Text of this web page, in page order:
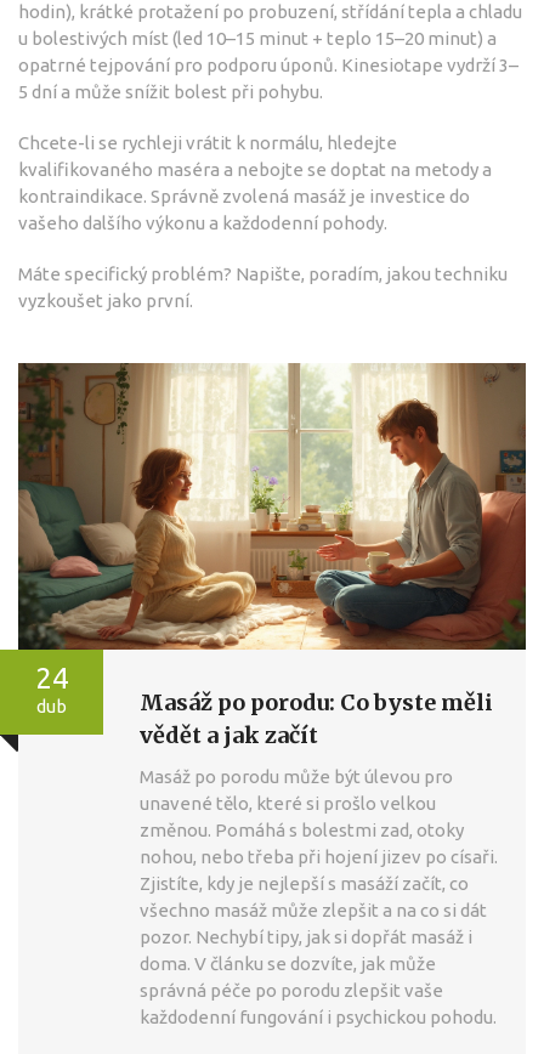
hodin), krátké protažení po probuzení, střídání tepla a chladu
u bolestivých míst (led 10–15 minut + teplo 15–20 minut) a
opatrné tejpování pro podporu úponů. Kinesiotape vydrží 3–
5 dní a může snížit bolest při pohybu.
Chcete-li se rychleji vrátit k normálu, hledejte
kvalifikovaného maséra a nebojte se doptat na metody a
kontraindikace. Správně zvolená masáž je investice do
vašeho dalšího výkonu a každodenní pohody.
Máte specifický problém? Napište, poradím, jakou techniku
vyzkoušet jako první.
24
dub
Masáž po porodu: Co byste měli
vědět a jak začít
Masáž po porodu může být úlevou pro
unavené tělo, které si prošlo velkou
změnou. Pomáhá s bolestmi zad, otoky
nohou, nebo třeba při hojení jizev po císaři.
Zjistíte, kdy je nejlepší s masáží začít, co
všechno masáž může zlepšit a na co si dát
pozor. Nechybí tipy, jak si dopřát masáž i
doma. V článku se dozvíte, jak může
správná péče po porodu zlepšit vaše
každodenní fungování i psychickou pohodu.